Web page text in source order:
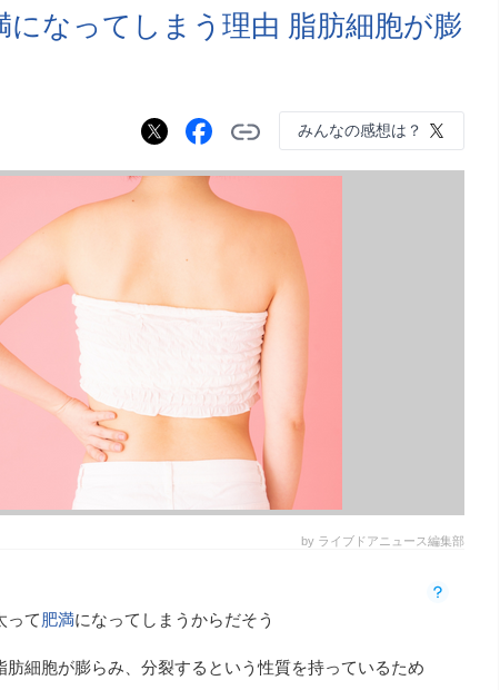
なってしまう理由 脂肪細胞が膨
みんなの感想は？
by ライブドアニュース編集部
って肥満になってしまうからだそう
肪細胞が膨らみ、分裂するという性質を持っているため